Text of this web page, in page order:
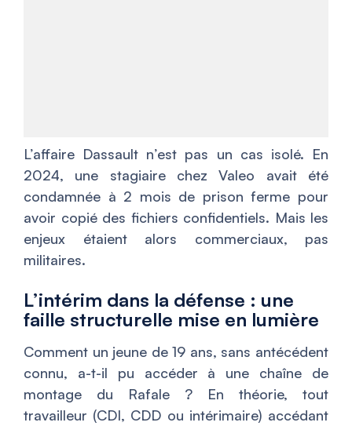
L’affaire Dassault n’est pas un cas isolé. En
2024, une stagiaire chez Valeo avait été
condamnée à 2 mois de prison ferme pour
avoir copié des fichiers confidentiels. Mais les
enjeux étaient alors commerciaux, pas
militaires.
L’intérim dans la défense : une
faille structurelle mise en lumière
Comment un jeune de 19 ans, sans antécédent
connu, a-t-il pu accéder à une chaîne de
montage du Rafale ? En théorie, tout
travailleur (CDI, CDD ou intérimaire) accédant